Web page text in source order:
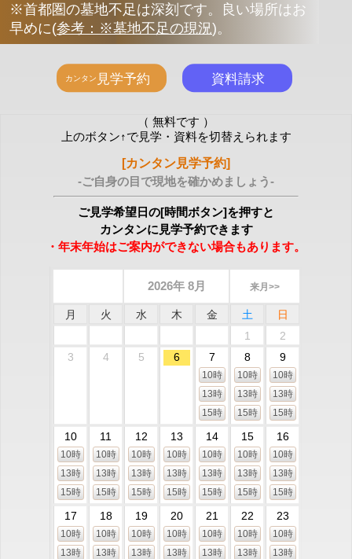
※首都圏の墓地不足は深刻です。良い場所はお
早めに(参考：※墓地不足の現況)。
（ 無料です ）
上のボタン↑で見学・資料を切替えられます
[カンタン見学予約]
-ご自身の目で現地を確かめましょう-
ご見学希望日の[時間ボタン]を押すと
カンタンに見学予約できます
・年末年始はご案内ができない場合もあります。
2026年 8月 来月>>
月 火 水 木 金 土
日
1
2
3
4 5 6 7
10時
13時
15時
8
10時
13時
15時
9
10時
13時
15時
10
10時
13時
15時
11
10時
13時
15時
12
10時
13時
15時
13
10時
13時
15時
14
10時
13時
15時
15
10時
13時
15時
16
10時
13時
15時
17
10時
13時
18
10時
13時
19
10時
13時
20
10時
13時
21
10時
13時
22
10時
13時
23
10時
13時